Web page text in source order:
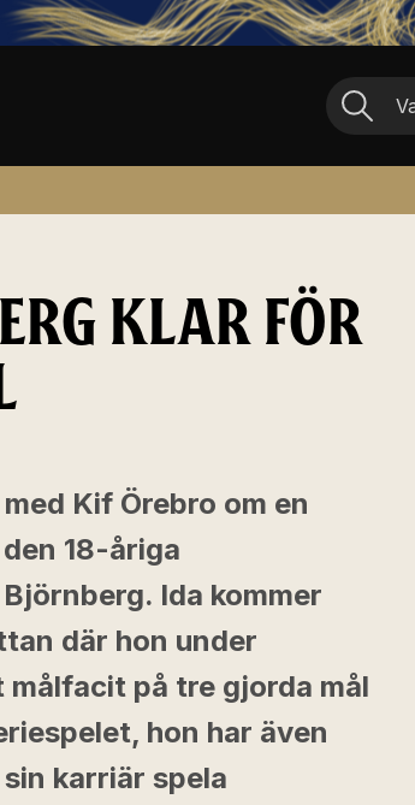
KLAR FÖR
Kif Örebro om en
18-åriga
Ida kommer
där hon under
på tre gjorda mål
hon har även
karriär spela